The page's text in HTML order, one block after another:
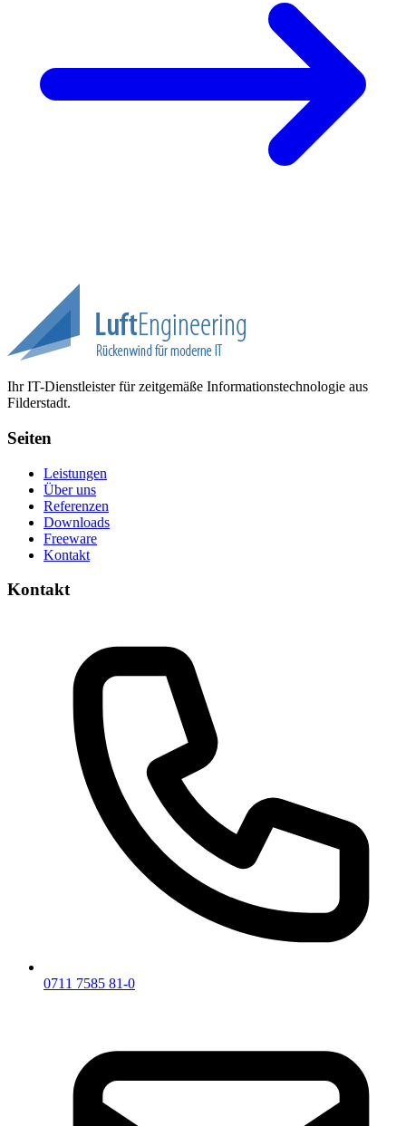
Ihr IT-Dienstleister für zeitgemäße Informationstechnologie aus
Filderstadt.
Seiten
Leistungen
Über uns
Referenzen
Downloads
Freeware
Kontakt
Kontakt
0711 7585 81-0